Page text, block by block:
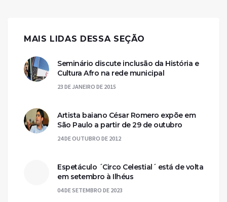
MAIS LIDAS DESSA SEÇÃO
Seminário discute inclusão da História e
Cultura Afro na rede municipal
23 DE JANEIRO DE 2015
Artista baiano César Romero expõe em
São Paulo a partir de 29 de outubro
24 DE OUTUBRO DE 2012
Espetáculo ´Circo Celestial´ está de volta
em setembro à Ilhéus
04 DE SETEMBRO DE 2023